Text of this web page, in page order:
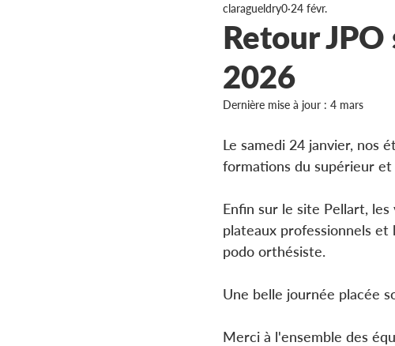
Spécialités Etudes supérieures
Retour
2026
claragueldry0 24 févr.
Dernière mise à jour : 4 mars
Le samedi 24 janvier, nos
formations du supérieur
Enfin sur le site Pellart,
plateaux professionnels et
podo orthésiste.
Une belle journée placée
Merci à l'ensemble des